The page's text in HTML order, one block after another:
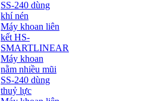
SS-240 dùng
khí nén
Máy khoan liên
kết HS-
SMARTLINEAR
Máy khoan
nằm nhiều mũi
SS-240 dùng
thuỷ lực